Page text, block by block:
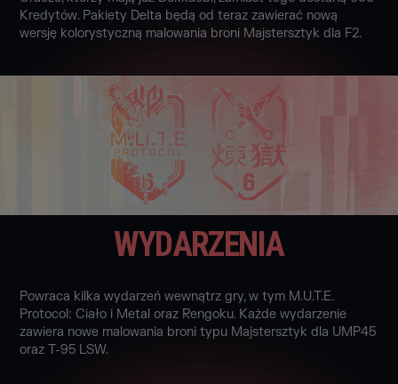
Kredytów. Pakiety Delta będą od teraz zawierać nową
wersję kolorystyczną malowania broni Majstersztyk dla F2.
WYDARZENIA
Powraca kilka wydarzeń wewnątrz gry, w tym M.U.T.E.
Protocol: Ciało i Metal oraz Rengoku. Każde wydarzenie
zawiera nowe malowania broni typu Majstersztyk dla UMP45
oraz T-95 LSW.